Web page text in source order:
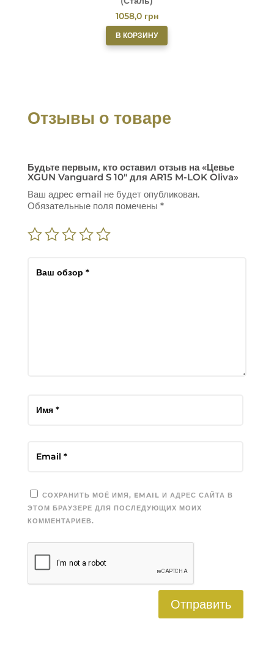
1058,0 грн
В КОРЗИНУ
Отзывы о товаре
Будьте первым, кто оставил отзыв на «Цевье
XGUN Vanguard S 10″ для AR15 M-LOK Oliva»
Ваш адрес email не будет опубликован.
Обязательные поля помечены *
СОХРАНИТЬ МОЁ ИМЯ, EMAIL И АДРЕС САЙТА В
ЭТОМ БРАУЗЕРЕ ДЛЯ ПОСЛЕДУЮЩИХ МОИХ
КОММЕНТАРИЕВ.
Отправить